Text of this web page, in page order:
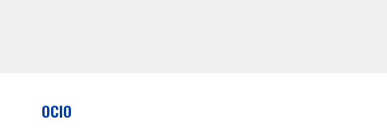
OCIO